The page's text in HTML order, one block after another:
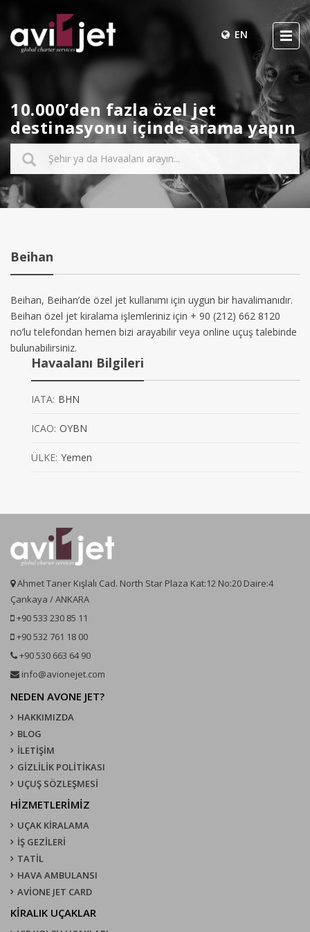
EN
10.000’den fazla özel jet
destinasyonu içinde arama yapın
Beihan
Beihan, Beihan’de özel jet kullanımı için uygun bir havalimanıdır.
Beihan özel jet kiralama işlemleriniz için + 90 (212) 662 8120
no’lu telefondan hemen bizi arayabilir veya online uçuş talebinde
bulunabilirsiniz.
Havaalanı Bilgileri
IATA: BHN
ICAO: OYBN
ÜLKE: Yemen
Ahmet Taner Kışlalı Cad. North Star Plaza Kat:12 No:20 Daire:4
Çankaya / ANKARA
+90 533 230 85 11
+90 532 761 18 00
+90 530 663 64 90
info@avionejet.com
NEDEN AVONE JET?
HAKKIMIZDA
BLOG
İLETİŞİM
GİZLİLİK POLİTİKASI
UÇUŞ SÖZLEŞMESI
HİZMETLERİMİZ
UÇAK KIRALAMA
İŞ GEZİLERİ
TATİL
HAVA AMBULANSI
AVİONE JET CARD
KIRALIK UÇAKLAR